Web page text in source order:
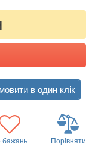
бажань Порівняти